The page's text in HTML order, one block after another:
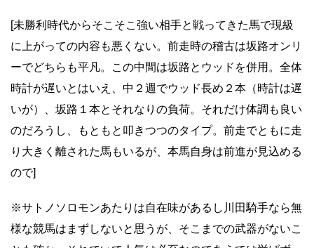
[未勝利時代からそこそこ強い相手と戦ってきた馬で現級
に上がっての内容も悪くない。前走時の稽古は坂路オンリ
ーでどちらも平凡。この中間は坂路とウッドを併用。全体
時計が遅いとはいえ、中２週でウッド長め２本（時計は遅
いが）、坂路１本とそれなりの負荷。それだけ体調も良い
のだろうし、もともと叩きつつのタイプ。前走でともに走
り大きく離された馬もいるが、本馬自身は前進が見込める
ので]
※サトノソロモンあたりは自在味があるし川田騎手なら無
様な競馬はまずしないと思うが、そこまでの武器がないこ